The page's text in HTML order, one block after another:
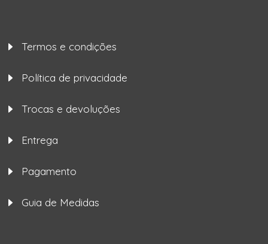
Termos e condições
Política de privacidade
Trocas e devoluções
Entrega
Pagamento
Guia de Medidas